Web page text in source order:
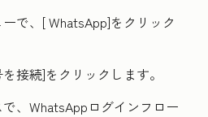
で、[WhatsApp]をクリック
接続]をクリックします。
、WhatsAppログインフロー